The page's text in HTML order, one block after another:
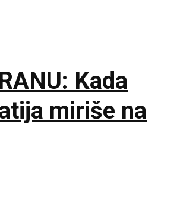
Kada
miriše na